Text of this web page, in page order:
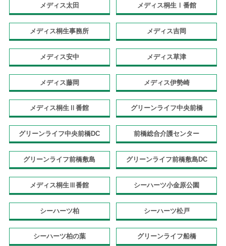
メディス太田 メディス桐生Ⅰ番館
メディス桐生事務所 メディス吉岡
メディス安中 メディス草津
メディス藤岡 メディス伊勢崎
メディス桐生Ⅱ番館 グリーンライフ中央前橋
グリーンライフ中央前橋DC 前橋総合介護センター
グリーンライフ前橋敷島 グリーンライフ前橋敷島DC
メディス桐生Ⅲ番館 シーハーツ小金原公園
シーハーツ柏 シーハーツ松戸
シーハーツ柏の葉 グリーンライフ船橋